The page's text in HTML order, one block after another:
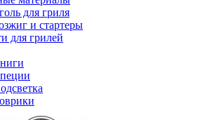
для гриля
и стартеры
для грилей